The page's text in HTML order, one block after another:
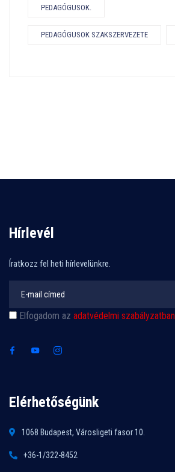
PEDAGÓGUSOK.
PEDAGÓGUSOK SZAKSZERVEZETE
Hírlevél
Íratkozz fel heti hírlevelünkre.
Elfogadom az adatvédelmi szabályzatban
Elérhetőségünk
1068 Budapest, Városligeti fasor 10.
+36-1/322-8452